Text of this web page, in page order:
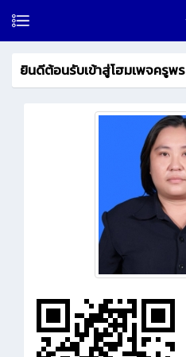
ยินดีต้อนรับเข้าสู่โฮมเพจครูพร